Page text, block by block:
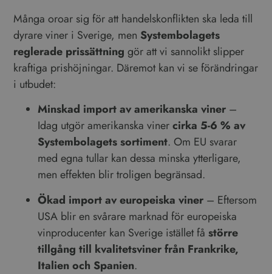
Många oroar sig för att handelskonflikten ska leda till
dyrare viner i Sverige, men Systembolagets
reglerade prissättning gör att vi sannolikt slipper
kraftiga prishöjningar. Däremot kan vi se förändringar
i utbudet:
Minskad import av amerikanska viner –
Idag utgör amerikanska vinercirka 5-6 % av
Systembolagets sortiment. Om EU svarar
med egna tullar kan dessa minska ytterligare,
men effekten blir troligen begränsad.
Ökad import av europeiska viner – Eftersom
USA blir en svårare marknad för europeiska
vinproducenter kan Sverige istället få större
tillgång till kvalitetsviner från Frankrike,
Italien och Spanien.